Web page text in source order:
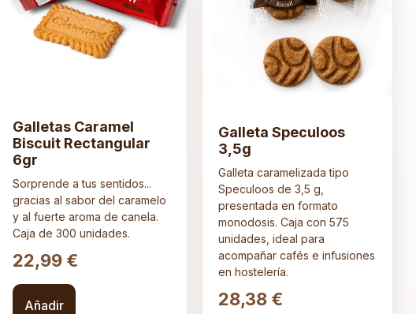
Galletas Caramel
Biscuit Rectangular
6gr
Sorprende a tus sentidos...
gracias al sabor del caramelo
y al fuerte aroma de canela.
Caja de 300 unidades.
22,99 €
Añadir
Galleta Speculoos
3,5g
Galleta caramelizada tipo
Speculoos de 3,5 g,
presentada en formato
monodosis. Caja con 575
unidades, ideal para
acompañar cafés e infusiones
en hostelería.
28,38 €